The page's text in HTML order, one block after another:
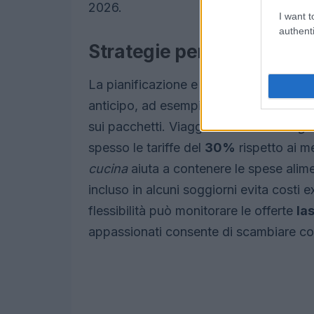
I want
2026.
Strategie per risparmiare
La pianificazione e la scelta dei
anticipo, ad esempio
entro marzo, è
sui pacchetti. Viaggiare inbassa
spesso le tariffe del 30% rispetto ai
cucinaaiuta a contenere le spese
incluso in alcuni soggiorni evita costi
flessibilità può monitorare le offerte
appassionati consente di scambiare